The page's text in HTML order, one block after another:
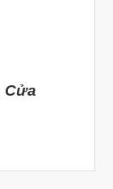
Cửa